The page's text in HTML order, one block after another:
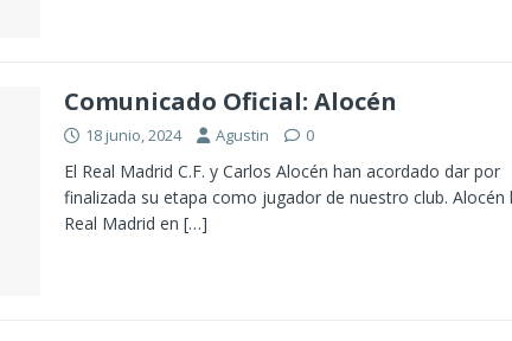
Comunicado Oficial: Alocén
18 junio, 2024 Agustin 0
El Real Madrid C.F. y Carlos Alocén han acordado dar por
finalizada su etapa como jugador de nuestro club. Alocén
Real Madrid en […]